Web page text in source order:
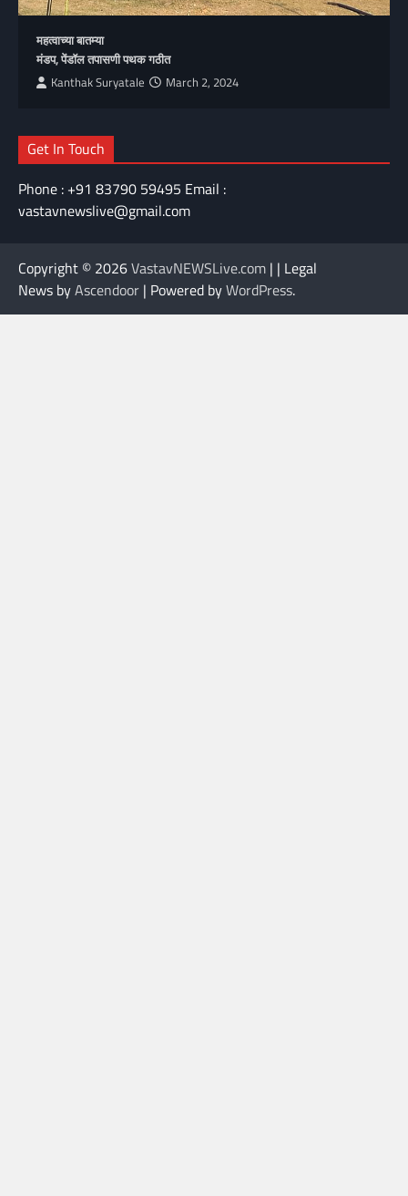
महत्वाच्या बातम्या
मंडप, पेंडॉल तपासणी पथक गठीत
Kanthak Suryatale March 2, 2024
Get In Touch
Phone : +91 83790 59495 Email :
vastavnewslive@gmail.com
Copyright © 2026VastavNEWSLive.com | | Legal
News byAscendoor | Powered byWordPress.